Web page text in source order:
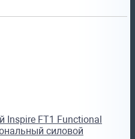
FT1 Functional
силовой